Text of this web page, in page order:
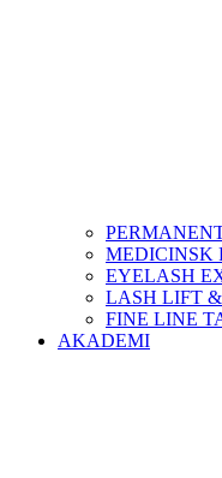
MEDICINSK
EYELASH
LASH LIFT
FINE LINE
AKADEMI